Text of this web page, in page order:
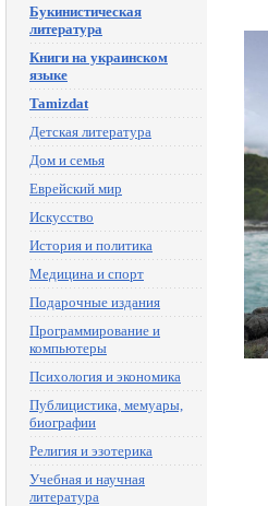
Букинистическая
литература
Книги на украинском
языке
Tamizdat
Детская литература
Дом и семья
Еврейский мир
Искусство
История и политика
Медицина и спорт
Подарочные издания
Программирование и
компьютеры
Психология и экономика
Публицистика, мемуары,
биографии
Религия и эзотерика
Учебная и научная
литература